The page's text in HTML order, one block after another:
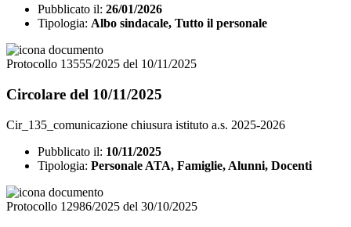
Pubblicato il: 26/01/2026
Tipologia: Albo sindacale, Tutto il personale
Protocollo 13555/2025 del 10/11/2025
Circolare del 10/11/2025
Cir_135_comunicazione chiusura istituto a.s. 2025-2026
Pubblicato il: 10/11/2025
Tipologia: Personale ATA, Famiglie, Alunni, Docenti
Protocollo 12986/2025 del 30/10/2025